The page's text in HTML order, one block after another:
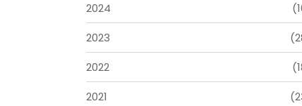
2024
2023
2022
2021